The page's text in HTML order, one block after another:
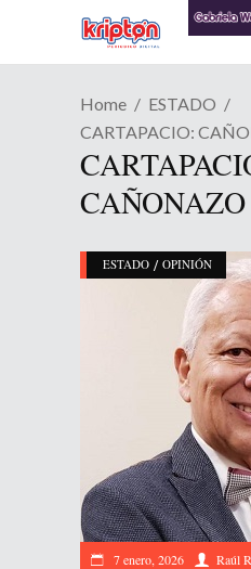
Home
ESTADO
CARTAPACIO:
ESTADO / OPINIÓN
7 enero, 2026 Raúl